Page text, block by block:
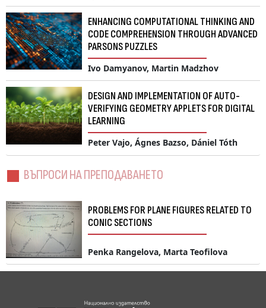
ENHANCING COMPUTATIONAL THINKING AND
CODE COMPREHENSION THROUGH ADVANCED
PARSONS PUZZLES
Ivo Damyanov, Martin Madzhov
DESIGN AND IMPLEMENTATION OF AUTO-
VERIFYING GEOMETRY APPLETS FOR DIGITAL
LEARNING
Peter Vajo, Ágnes Bazso, Dániel Tóth
ВЪПРОСИ НА ПРЕПОДАВАНЕТО
PROBLEMS FOR PLANE FIGURES RELATED TO
CONIC SECTIONS
Penka Rangelova, Marta Teofilova